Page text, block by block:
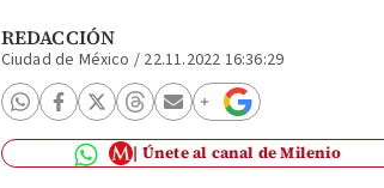
REDACCIÓN
Ciudad de México / 22.11.2022 16:36:29
Únete al canal de Milenio